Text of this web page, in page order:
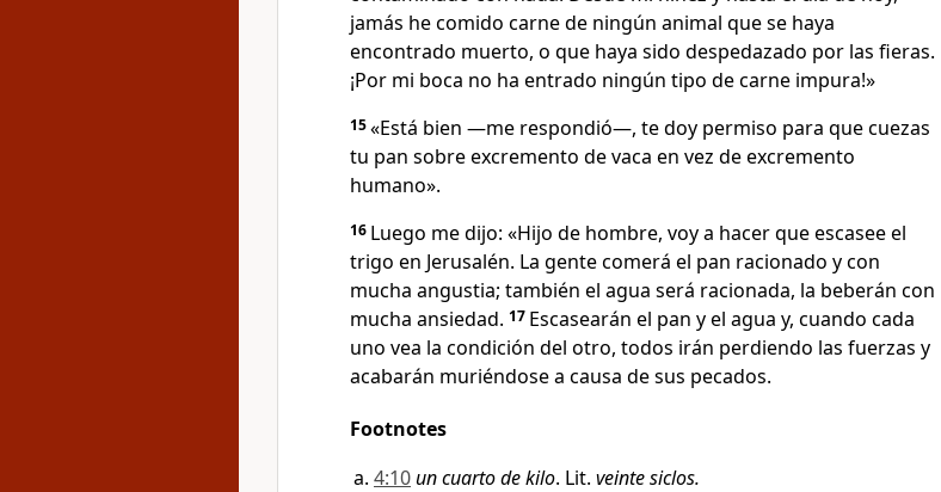
jamás he comido carne de ningún animal que se haya
encontrado muerto, o que haya sido despedazado por las fieras.
¡Por mi boca no ha entrado ningún tipo de carne impura!»
15«Está bien —me respondió—, te doy permiso para que cuezas
tu pan sobre excremento de vaca en vez de excremento
humano».
16 Luego me dijo: «Hijo de hombre, voy a hacer que escasee el
trigo en Jerusalén. La gente comerá el pan racionado y con
mucha angustia; también el agua será racionada, la beberán con
mucha ansiedad. 17 Escasearán el pan y el agua y, cuando cada
uno vea la condición del otro, todos irán perdiendo las fuerzas y
acabarán muriéndose a causa de sus pecados.
Footnotes
4:10un cuarto de kilo. Lit. veinte siclos.